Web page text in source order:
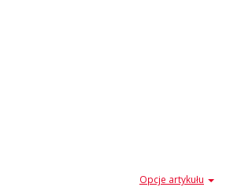
Opcje artykułu